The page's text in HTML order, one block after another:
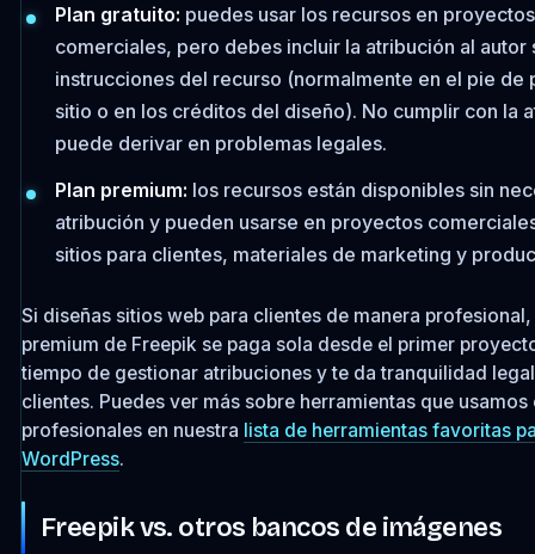
Plan gratuito: puedes usar los recursos en
comerciales, pero debes incluir la atribución al autor
instrucciones del recurso (normalmente en el pie de
sitio o en los créditos del diseño). No cumplir con la
puede derivar en problemas legales.
Plan premium: los recursos están disponibles sin
atribución y pueden usarse en proyectos
sitios para clientes, materiales de marketing y
Si diseñas sitios web para clientes de manera
premium de Freepik se paga sola desde el primer
tiempo de gestionar atribuciones y te da tranquilidad
clientes. Puedes ver más sobre herramientas que
profesionales en nuestra lista de herramientas favoritas
WordPress.
Freepik vs. otros bancos de imágenes